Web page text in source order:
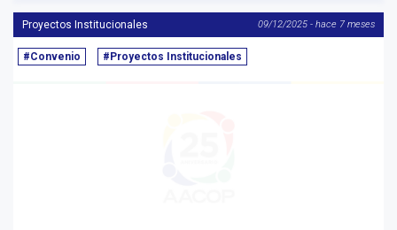
Proyectos Institucionales 09/12/2025 - hace 7 meses
#Convenio #Proyectos Institucionales